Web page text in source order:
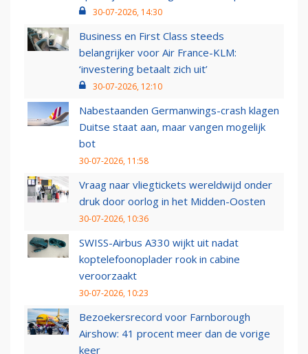
30-07-2026, 14:30
Business en First Class steeds
belangrijker voor Air France-KLM:
‘investering betaalt zich uit’
30-07-2026, 12:10
Nabestaanden Germanwings-crash klagen
Duitse staat aan, maar vangen mogelijk
bot
30-07-2026, 11:58
Vraag naar vliegtickets wereldwijd onder
druk door oorlog in het Midden-Oosten
30-07-2026, 10:36
SWISS-Airbus A330 wijkt uit nadat
koptelefoonoplader rook in cabine
veroorzaakt
30-07-2026, 10:23
Bezoekersrecord voor Farnborough
Airshow: 41 procent meer dan de vorige
keer